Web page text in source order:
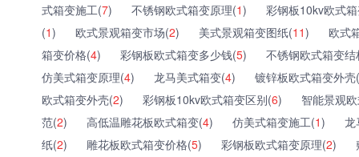
式箱变施工(7) 不锈钢欧式箱变原理(1)
彩钢板10kv欧式
(1) 欧式景观箱变市场(2) 美式景观箱变图纸(11)
欧式
箱变价格(4) 彩钢板欧式箱变多少钱(5)
不锈钢欧式箱变结
仿美式箱变原理(4) 龙马美式箱变(4)
镀锌板欧式箱变外壳(
欧式箱变外壳(2) 彩钢板10kv欧式箱变区别(6)
智能景观
范(2) 高低温雕花板欧式箱变(4) 仿美式箱变施工(1)
龙
纸(2) 雕花板欧式箱变价格(5) 彩钢板欧式箱变原理(2)